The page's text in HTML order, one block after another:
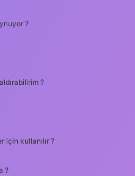
?
?
için kullanılır ?
?